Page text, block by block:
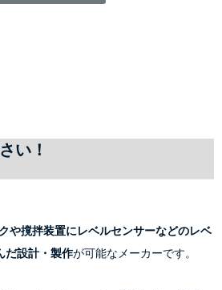
い！
や撹拌装置にレベルセンサーなどのレベ
だ設計・製作が可能なメーカーです。